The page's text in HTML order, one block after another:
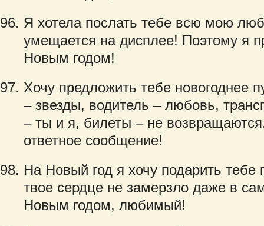
Я хотела послать тебе всю мою
умещается на дисплее! Поэтому я
Новым годом!
Хочу предложить тебе новогоднее
– звезды, водитель – любовь,
– ты и я, билеты – не
ответное сообщение!
На Новый год я хочу подарить тебе
твое сердце не замерзло даже в
Новым годом, любимый!